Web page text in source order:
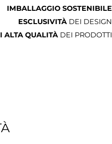
IMBALLAGGIO SOSTENIBILE
ESCLUSIVITÀ DEI DESIGN
ALTA QUALITÀ DEI PRODOTTI